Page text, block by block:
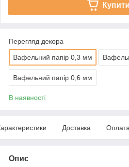
Купити
Перегляд декора
Вафельний папір 0,3 мм
Вафельний папір 0,6 мм
В наявності
Доставка Оплата
Опис